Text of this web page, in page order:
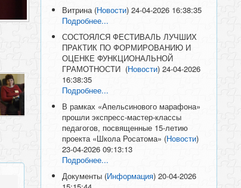
Витрина (Новости)24-04-2026 16:38:35
Подробнее...
СОСТОЯЛСЯ ФЕСТИВАЛЬ ЛУЧШИХ
ПРАКТИК ПО ФОРМИРОВАНИЮ И
ОЦЕНКЕ ФУНКЦИОНАЛЬНОЙ
ГРАМОТНОСТИ (Новости)24-04-2026
16:38:35
Подробнее...
В рамках «Апельсинового марафона»
прошли экспресс-мастер-классы
педагогов, посвященные 15-летию
проекта «Школа Росатома» (Новости)
23-04-2026 09:13:13
Подробнее...
Документы (Информация)20-04-2026